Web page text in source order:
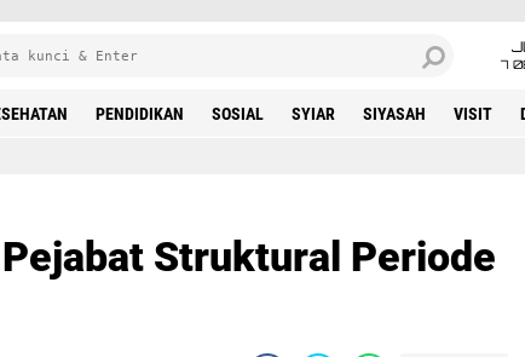
7
PENDIDIKAN SOSIAL SYIAR SIYASAH VISIT
Struktural Periode